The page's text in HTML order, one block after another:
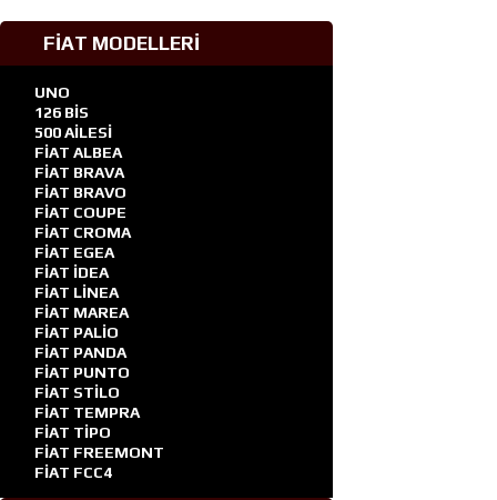
FİAT MODELLERİ
UNO
126 BİS
500 AİLESİ
FİAT ALBEA
FİAT BRAVA
FİAT BRAVO
FİAT COUPE
FİAT CROMA
FİAT EGEA
FİAT İDEA
FİAT LİNEA
FİAT MAREA
FİAT PALİO
FİAT PANDA
FİAT PUNTO
FİAT STİLO
FİAT TEMPRA
FİAT TİPO
FİAT FREEMONT
FİAT FCC4